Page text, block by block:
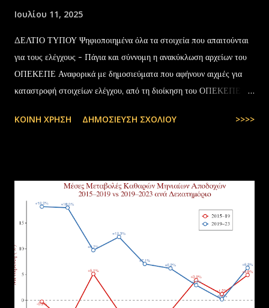
Ιουλίου 11, 2025
ΔΕΛΤΙΟ ΤΥΠΟΥ Ψηφιοποιημένα όλα τα στοιχεία που απαιτούνται
για τους ελέγχους - Πάγια και σύννομη η ανακύκλωση αρχείων του
ΟΠΕΚΕΠΕ Αναφορικά με δημοσιεύματα που αφήνουν αιχμές για
καταστροφή στοιχείων ελέγχου, από τη διοίκηση του ΟΠΕΚΕΠΕ
εστάλη προς ανακύκλωση στις 10-07-2025 στην Θεσσαλονίκη,
αποστολή των Πινάκων αρχείων Καταστρεπτέων Υλικών της ΠΔ
Μακεδονίας-Θράκης και ολοκληρώθηκε με το υπ.αρ.πρωτ.
23412/02-07-2025 έγγραφο της ΑΑΔΕ και το από 10-07-2025
πρωτόκολλο παράδοσης υλικών μεταξύ της ΑΑΔΕ-Γενική Δ/νση
Τελωνείων-Τμήμα Διαχείρισης Δημόσιου Υλικού και της
συνεργαζόμενης με αυτήν εταιρείας ανακύκλωσης. Διευκρινίζεται ότι
στο αρχείο αυτό δεν συμπεριλαμβάνονταν αρχειακό υλικό που είχε
ΚΟΙΝΉ ΧΡΉΣΗ ΔΗΜΟΣΊΕΥΣΗ ΣΧΟΛΊΟΥ >>>>